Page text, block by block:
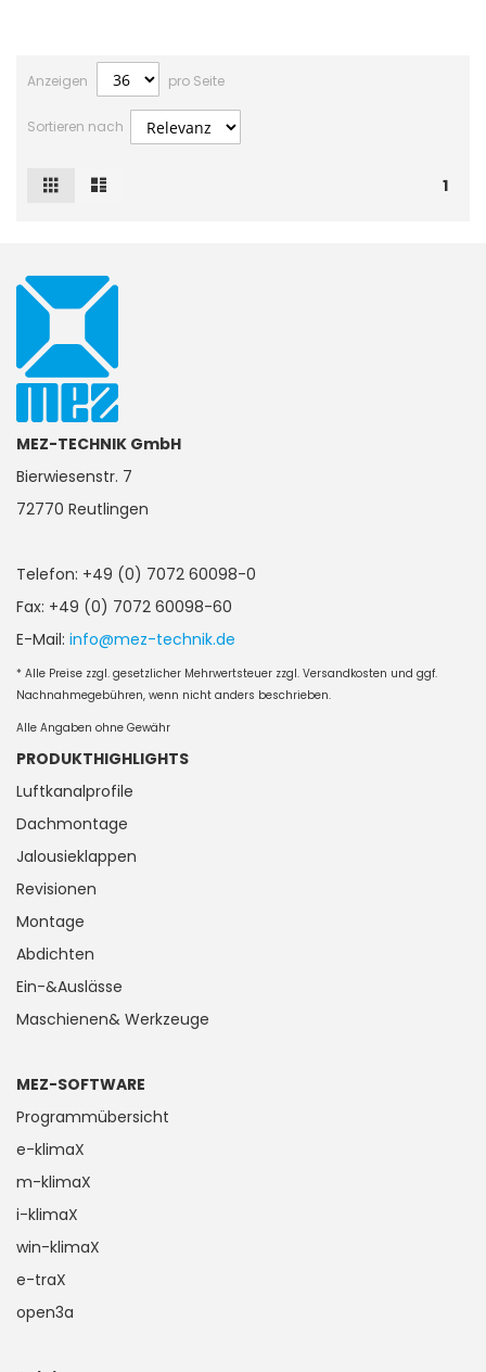
Anzeigen pro Seite
Sortieren nach
1
Ansicht
Raster
MEZ-TECHNIK GmbH
Bierwiesenstr. 7
72770 Reutlingen
Telefon: +49 (0) 7072 60098-0
Fax: +49 (0) 7072 60098-60
E-Mail: info@mez-technik.de
* Alle Preise zzgl. gesetzlicher Mehrwertsteuer zzgl. Versandkosten und ggf.
Nachnahmegebühren, wenn nicht anders beschrieben.
Alle Angaben ohne Gewähr
PRODUKTHIGHLIGHTS
Luftkanalprofile
Dachmontage
Jalousieklappen
Revisionen
Montage
Abdichten
Ein-&Auslässe
Maschienen& Werkzeuge
MEZ-SOFTWARE
Programmübersicht
e-klimaX
m-klimaX
i-klimaX
win-klimaX
e-traX
open3a